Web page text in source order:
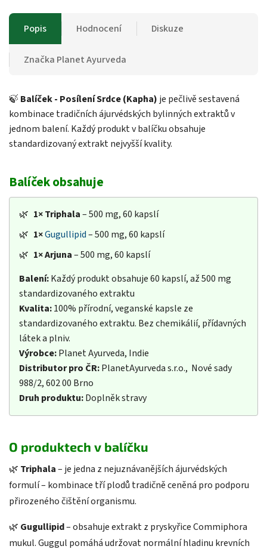
Popis Hodnocení Diskuze
Značka Planet Ayurveda
🍃 Balíček - Posílení Srdce (Kapha) je pečlivě sestavená
kombinace tradičních ájurvédských bylinných extraktů v
jednom balení. Každý produkt v balíčku obsahuje
standardizovaný extrakt nejvyšší kvality.
Balíček obsahuje
🌿 1×Triphala– 500 mg, 60 kapslí
🌿 1×Gugullipid– 500 mg, 60 kapslí
🌿 1×Arjuna– 500 mg, 60 kapslí
Balení:Každý produkt obsahuje 60 kapslí, až 500 mg
standardizovaného extraktu
Kvalita:100% přírodní, veganské kapsle ze
standardizovaného extraktu. Bez chemikálií, přídavných
látek a plniv.
Výrobce:Planet Ayurveda, Indie
Distributor pro ČR:PlanetAyurveda s.r.o., Nové sady
988/2, 602 00 Brno
Druh produktu:Doplněk stravy
O produktech v balíčku
🌿 Triphala– je jedna z nejuznávanějších ájurvédských
formulí – kombinace tří plodů tradičně ceněná pro podporu
přirozeného čištění organismu.
🌿 Gugullipid– obsahuje extrakt z pryskyřice Commiphora
mukul. Guggul pomáhá udržovat normální hladinu krevních